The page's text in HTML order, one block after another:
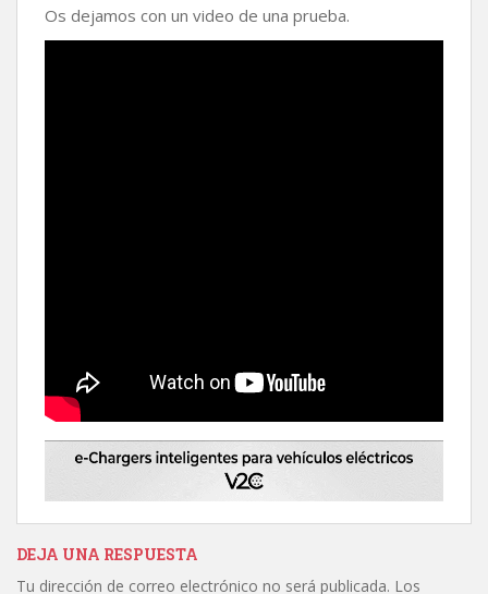
Os dejamos con un video de una prueba.
DEJA UNA RESPUESTA
Tu dirección de correo electrónico no será publicada. Los